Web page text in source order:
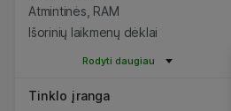
Atmintinės, RAM
Išorinių laikmenų dėklai
Rodyti daugiau
Tinklo įranga